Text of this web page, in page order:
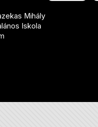
Mihály
Iskola